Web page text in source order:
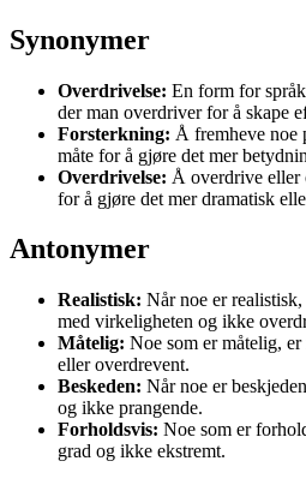
Synonymer
Overdrivelse: En form for
der man overdriver for å skape
Forsterkning: Å fremheve noe
måte for å gjøre det mer
Overdrivelse: Å overdrive eller
for å gjøre det mer dramatisk
Antonymer
Realistisk: Når noe er
med virkeligheten og ikke
Måtelig: Noe som er måtelig,
eller overdrevent.
Beskeden: Når noe er
og ikke prangende.
Forholdsvis: Noe som er
grad og ikke ekstremt.